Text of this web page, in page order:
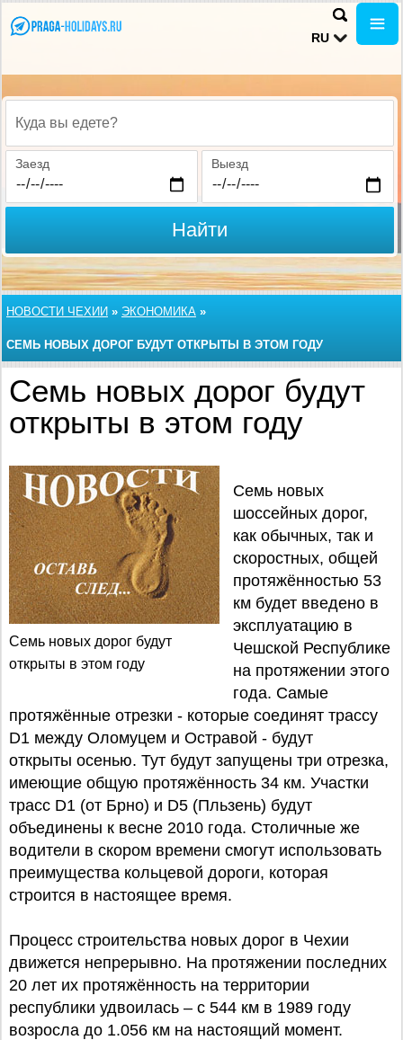
RU
Куда вы едете?
Заезд Выезд
Найти
НОВОСТИ ЧЕХИИ » ЭКОНОМИКА »
СЕМЬ НОВЫХ ДОРОГ БУДУТ ОТКРЫТЫ В ЭТОМ ГОДУ
Семь новых дорог будут
открыты в этом году
Семь новых дорог будут
открыты в этом году
Семь новых
шоссейных дорог,
как обычных, так и
скоростных, общей
протяжённостью 53
км будет введено в
эксплуатацию в
Чешской Республике
на протяжении этого
года. Самые
протяжённые отрезки - которые соединят трассу
D1 между Оломуцем и Остравой - будут
открыты осенью. Тут будут запущены три отрезка,
имеющие общую протяжённость 34 км. Участки
трасс D1 (от Брно) и D5 (Пльзень) будут
объединены к весне 2010 года. Столичные же
водители в скором времени смогут использовать
преимущества кольцевой дороги, которая
строится в настоящее время.
Процесс строительства новых дорог в Чехии
движется непрерывно. На протяжении последних
20 лет их протяжённость на территории
республики удвоилась – с 544 км в 1989 году
возросла до 1.056 км на настоящий момент.